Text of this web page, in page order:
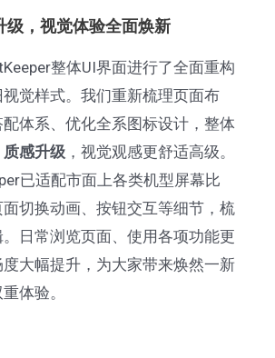
级，视觉体验全面焕新
整体UI界面进行了全面重构
觉样式。我们重新梳理页面布
体系、优化全系图标设计，整体
感升级 ，视觉观感更舒适高级。
已适配市面上各类机型屏幕比
切换动画、按钮交互等细节，梳
日常浏览页面、使用各项功能更
大幅提升，为大家带来焕然一新
体验。